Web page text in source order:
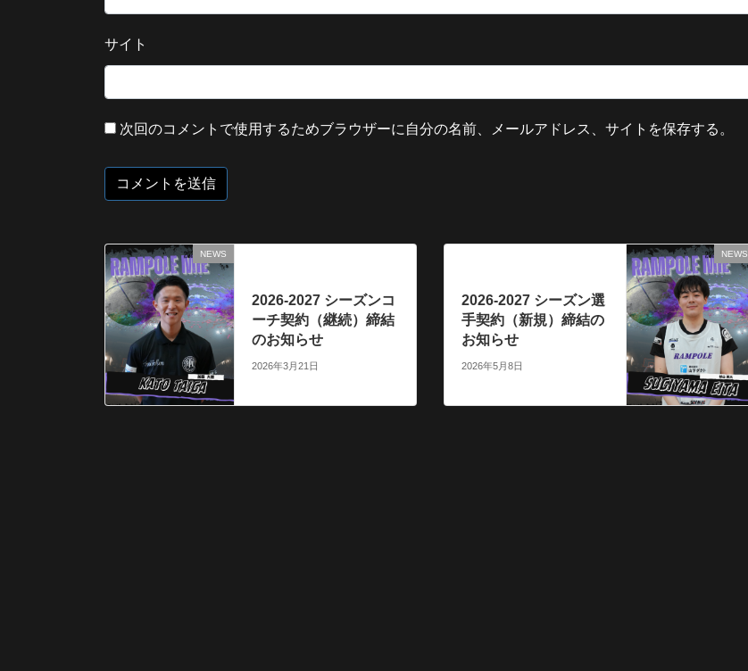
サイト
次回のコメントで使用するためブラウザーに自分の名前、メールアドレス、サイトを保存する。
NEWS
2026-2027 シーズンコ
ーチ契約（継続）締結
のお知らせ
2026年3月21日
NEWS
2026-2027 シーズン選
手契約（新規）締結の
お知らせ
2026年5月8日